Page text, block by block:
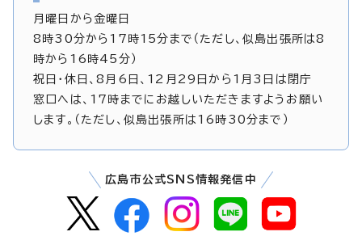
月曜日から金曜日
8時30分から17時15分まで（ただし、似島出張所は8
時から16時45分）
祝日・休日、8月6日、12月29日から1月3日は閉庁
窓口へは、17時までにお越しいただきますようお願い
します。（ただし、似島出張所は16時30分まで）
広島市公式SNS情報発信中